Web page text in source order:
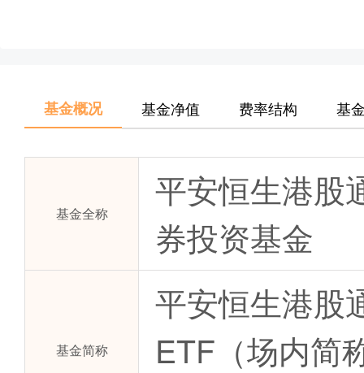
基金概况 基金净值 费率结构 基
基金全称
平安恒生港股
券投资基金
基金简称
平安恒生港股
ETF（场内简